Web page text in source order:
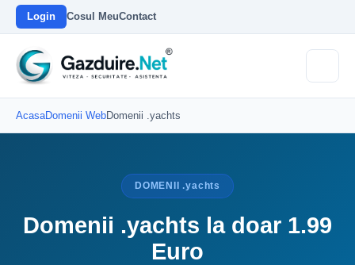
Login Cosul MeuContact
AcasaDomenii WebDomenii .yachts
DOMENII .yachts
Domenii .yachts la doar 1.99
Euro